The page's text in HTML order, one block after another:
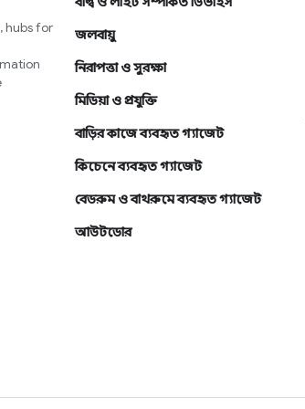
hubs for
জলবায়ু
নিরাপত্তা ও সুরক্ষা
মিডিয়া ও প্রযুক্তি
বাড়ির কাজে ব্যবহৃত গ্যাজেট
কিচেনে ব্যবহৃত গ্যাজেট
বেডরুম ও বাথরুমে ব্যবহৃত গ্যাজেট
আউটডোর